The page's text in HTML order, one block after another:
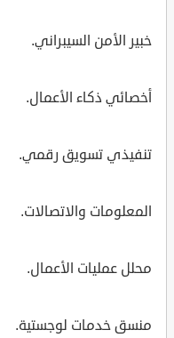
خبير الأمن السيبراني.
أخصائي ذكاء الأعمال.
تنفيذي تسويق رقمي.
المعلومات والاتصالات.
محلل عمليات الأعمال.
منسق خدمات لوجستية.